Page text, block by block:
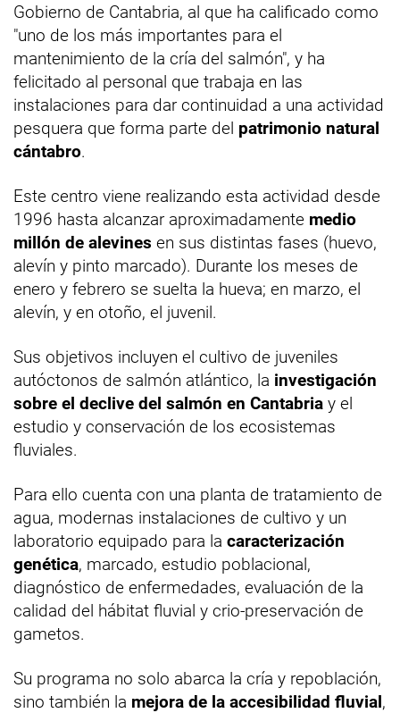
Gobierno de Cantabria, al que ha calificado como
"uno de los más importantes para el
mantenimiento de la cría del salmón", y ha
felicitado al personal que trabaja en las
instalaciones para dar continuidad a una actividad
pesquera que forma parte del patrimonio natural
cántabro.
Este centro viene realizando esta actividad desde
1996 hasta alcanzar aproximadamente medio
millón de alevines en sus distintas fases (huevo,
alevín y pinto marcado). Durante los meses de
enero y febrero se suelta la hueva; en marzo, el
alevín, y en otoño, el juvenil.
Sus objetivos incluyen el cultivo de juveniles
autóctonos de salmón atlántico, la investigación
sobre el declive del salmón en Cantabria y el
estudio y conservación de los ecosistemas
fluviales.
Para ello cuenta con una planta de tratamiento de
agua, modernas instalaciones de cultivo y un
laboratorio equipado para la caracterización
genética, marcado, estudio poblacional,
diagnóstico de enfermedades, evaluación de la
calidad del hábitat fluvial y crio-preservación de
gametos.
Su programa no solo abarca la cría y repoblación,
sino también la mejora de la accesibilidad fluvial,